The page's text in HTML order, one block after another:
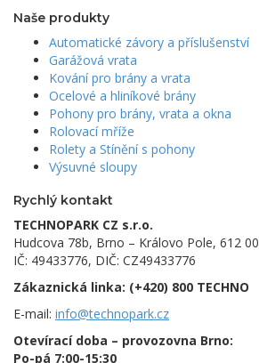
Naše produkty
Automatické závory a příslušenství
Garážová vrata
Kování pro brány a vrata
Ocelové a hliníkové brány
Pohony pro brány, vrata a okna
Rolovací mříže
Rolety a Stínění s pohony
Výsuvné sloupy
Rychlý kontakt
TECHNOPARK CZ s.r.o.
Hudcova 78b, Brno – Královo Pole, 612 00
IČ: 49433776, DIČ: CZ49433776
Zákaznická linka: (+420) 800 TECHNO
E-mail: info@technopark.cz
Otevírací doba – provozovna Brno:
Po-pá 7:00-15:30